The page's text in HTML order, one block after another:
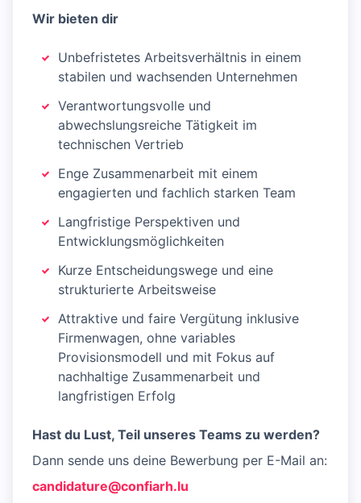
Wir bieten dir
Unbefristetes Arbeitsverhältnis in einem
stabilen und wachsenden Unternehmen
Verantwortungsvolle und
abwechslungsreiche Tätigkeit im
technischen Vertrieb
Enge Zusammenarbeit mit einem
engagierten und fachlich starken Team
Langfristige Perspektiven und
Entwicklungsmöglichkeiten
Kurze Entscheidungswege und eine
strukturierte Arbeitsweise
Attraktive und faire Vergütung inklusive
Firmenwagen, ohne variables
Provisionsmodell und mit Fokus auf
nachhaltige Zusammenarbeit und
langfristigen Erfolg
Hast du Lust, Teil unseres Teams zu werden?
Dann sende uns deine Bewerbung per E-Mail an:
candidature@confiarh.lu